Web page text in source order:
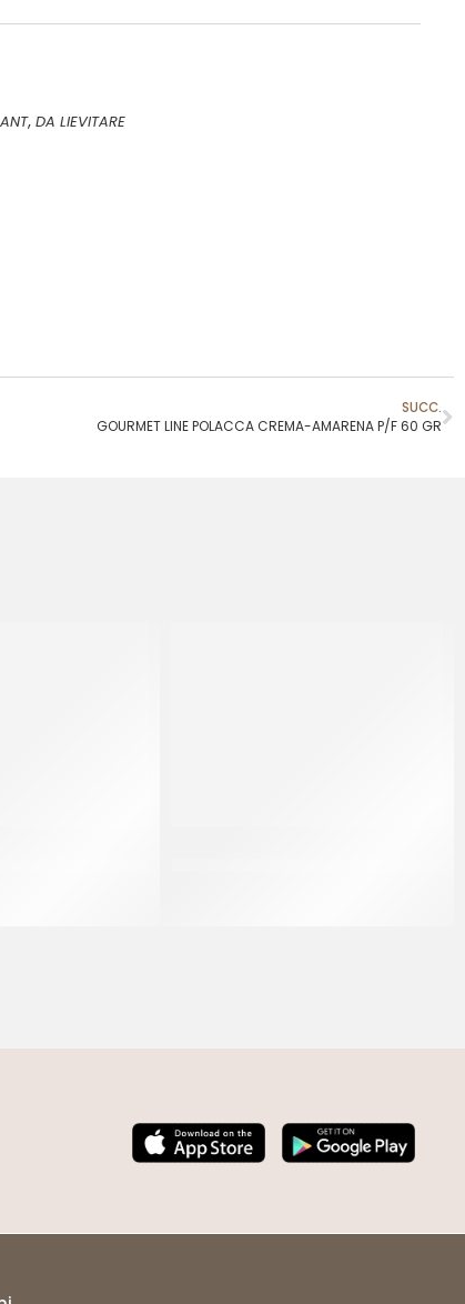
, DA LIEVITARE
SUCC.
GOURMET LINE POLACCA CREMA-AMARENA P/F 60 GR